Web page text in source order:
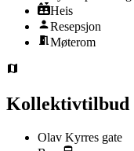
Heis
Resepsjon
Møterom
Kollektivtilbud
Olav Kyrres gate